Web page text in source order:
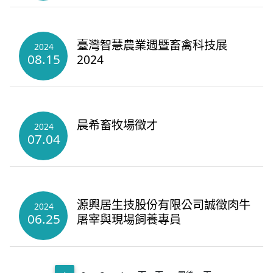
2024
08.15
臺灣智慧農業週暨畜禽科技展
2024
2024
07.04
晨希畜牧場徵才
2024
06.25
源興居生技股份有限公司誠徵肉牛
屠宰與現場飼養專員